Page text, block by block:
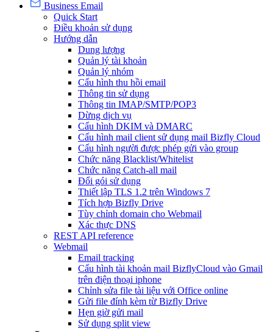
Business Email
Quick Start
Điều khoản sử dụng
Hướng dẫn
Dung lượng
Quản lý tài khoản
Quản lý nhóm
Cấu hình thu hồi email
Thông tin sử dụng
Thông tin IMAP/SMTP/POP3
Dừng dịch vụ
Cấu hình DKIM và DMARC
Cấu hình mail client sử dụng mail Bizfly Cloud
Cấu hình người được phép gửi vào group
Chức năng Blacklist/Whitelist
Chức năng Catch-all mail
Đổi gói sử dụng
Thiết lập TLS 1.2 trên Windows 7
Tích hợp Bizfly Drive
Tùy chỉnh domain cho Webmail
Xác thực DNS
REST API reference
Webmail
Email tracking
Cấu hình tài khoản mail BizflyCloud vào Gmail
trên điện thoại iphone
Chỉnh sửa file tài liệu với Office online
Gửi file đính kèm từ Bizfly Drive
Hẹn giờ gửi mail
Sử dụng split view